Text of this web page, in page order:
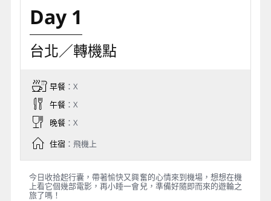
Day 1
台北／轉機點
早餐：X
午餐：X
晚餐：X
住宿：飛機上
今日收拾起行囊，帶著愉快又興奮的心情來到機場，想想在機
上看它個幾部電影，再小睡一會兒，準備好隨即而來的遊輪之
旅了嗎！